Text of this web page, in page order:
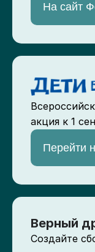
На сайт
акция к 1
Перейти
Верный
Создайте